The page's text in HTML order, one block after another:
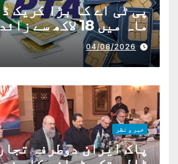
ماہ میں 18 لاکھ سے زائد سمز بلاک
04/08/2026
خبر و نظر